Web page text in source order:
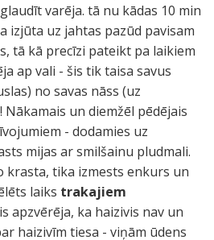
varēja. tā nu kādas 10 min
izjūta uz jahtas pazūd pavisam
tā kā precīzi pateikt pa laikiem
ap vali - šis tik taisa savus
no savas nāss (uz
Nākamais un diemžēl pēdējais
- dodamies uz
mijas ar smilšainu pludmali.
krasta, tika izmests enkurs un
laiks trakajiem
apzvērēja, ka haizivis nav un
haizivīm tiesa - viņām ūdens